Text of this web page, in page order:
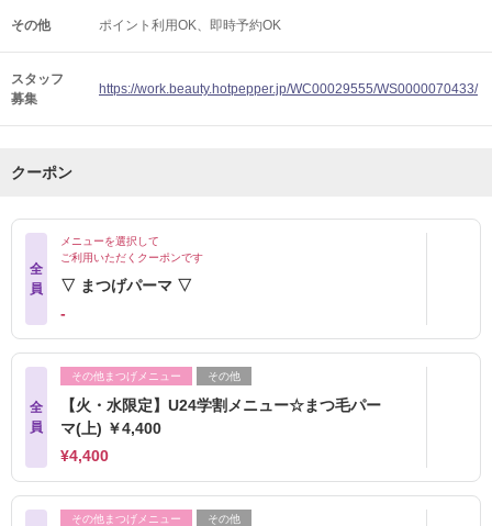
その他 ポイント利用OK 即時予約OK
スタッフ
募集
https://work.beauty.hotpepper.jp/WC00029555/WS0000070433/
クーポン
全
員
メニューを選択して
ご利用いただくクーポンです
▽ まつげパーマ ▽
‐
全
員
その他まつげメニュー その他
【火・水限定】U24学割メニュー☆まつ毛パー
マ(上) ￥4,400
¥4,400
その他まつげメニュー その他